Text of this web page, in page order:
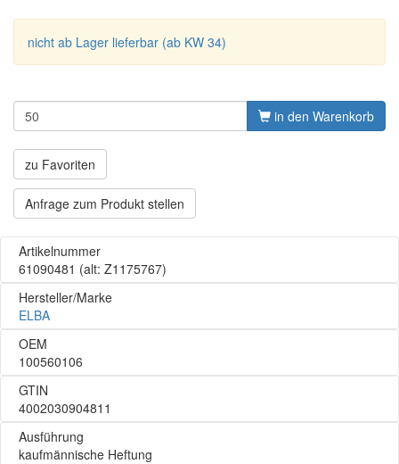
nicht ab Lager lieferbar (ab KW 34)
in den Warenkorb
zu Favoriten
Anfrage zum Produkt stellen
Artikelnummer
61090481 (alt: Z1175767)
Hersteller/Marke
ELBA
OEM
100560106
GTIN
4002030904811
Ausführung
kaufmännische Heftung